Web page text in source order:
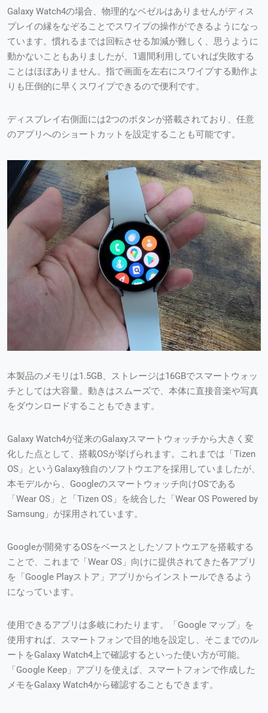
Galaxy Watch4の場合、物理的なベゼルはありませんがディス
プレイの縁をなぞることでスワイプの操作ができるようになっ
ています。慣れるまでは回転させる加減が難しく、思うように
動かないこともありましたが、1週間利用していれば失敗する
ことはほぼありません。指で画面を左右にスワイプする動作よ
りも圧倒的に早くスワイプできるので便利です。
ディスプレイ右側面には2つのボタンが搭載されており、任意
のアプリへのショートカットを設定することも可能です。
本製品のメモリは1.5GB、ストレージは16GBでスマートウォッ
チとしては大容量。動きはスムーズで、本体に直接音楽や写真
をダウンロードすることもできます。
Galaxy Watch4が従来のGalaxyスマートウォッチから大きく変
化した点として、搭載OSが挙げられます。これまでは「Tizen
OS」というGalaxy独自のソフトウエアを採用していましたが、
本モデルから、Googleのスマートウォッチ向けOSである
「Wear OS」と「Tizen OS」を統合した「Wear OS Powered by
Samsung」が採用されています。
Googleが開発するOSをベースとしたソフトウエアを搭載する
ことで、これまで「Wear OS」向けに提供されてきた各アプリ
を「Google Playストア」アプリからインストールできるよう
になっています。
使用できるアプリは多岐にわたります。「Google マップ」を
使用すれば、スマートフォンで目的地を設定し、そこまでのル
ートをGalaxy Watch4上で確認するといった使い方が可能。
「Google Keep」アプリを使えば、スマートフォンで作成した
メモをGalaxy Watch4から確認することもできます。